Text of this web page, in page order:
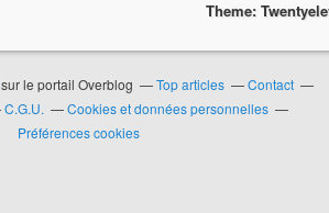
Theme:
sur le portail Overblog Top articles
Contact
C.G.U.
Cookies et données personnelles
Préférences cookies